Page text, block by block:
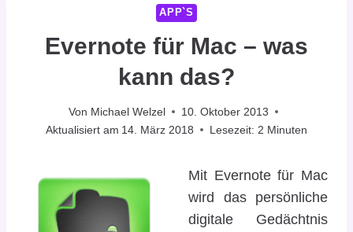
APP`S
Evernote für Mac – was
kann das?
Von Michael Welzel
10. Oktober 2013
Aktualisiert am 14. März 2018 Lesezeit: 2 Minuten
Mit Evernote für Mac
wird das persönliche
digitale Gedächtnis